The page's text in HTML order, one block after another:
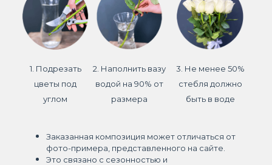
1. Подрезать
цветы под
углом
2. Наполнить вазу
водой на 90% от
размера
3. Не менее 50%
стебля должно
быть в воде
Заказанная композиция может отличаться от
фото-примера, представленного на сайте.
Это связано с сезонностью и